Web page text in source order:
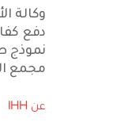
وكالة
دفع
نموذج
مجمع
عن IHH